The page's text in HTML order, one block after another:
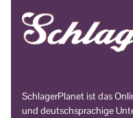
SchlagerPlanet ist das
und deutschsprachige